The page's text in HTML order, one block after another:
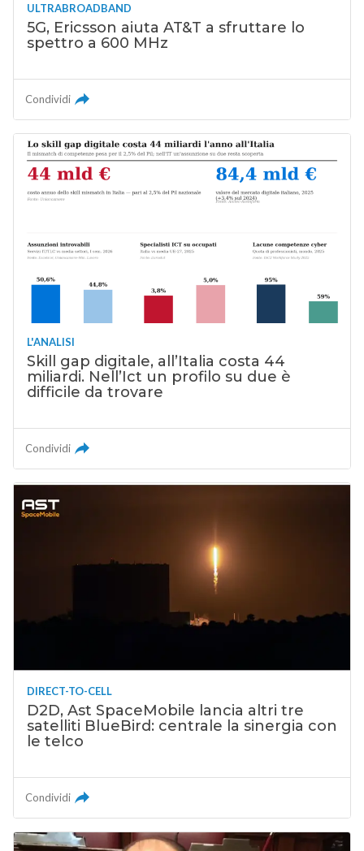
ULTRABROADBAND
5G, Ericsson aiuta AT&T a sfruttare lo
spettro a 600 MHz
Condividi
L'ANALISI
Skill gap digitale, all’Italia costa 44
miliardi. Nell’Ict un profilo su due è
difficile da trovare
Condividi
DIRECT-TO-CELL
D2D, Ast SpaceMobile lancia altri tre
satelliti BlueBird: centrale la sinergia con
le telco
Condividi